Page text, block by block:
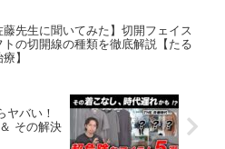
藤先生に聞いてみた】切開フェイス
トの切開線の種類を徹底解説【たる
】
ヤバい！
その解決